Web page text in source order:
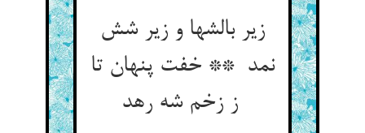
زیر بالشها و زیر شش
نمد ** خفت پنهان تا
ز زخم شه رهد